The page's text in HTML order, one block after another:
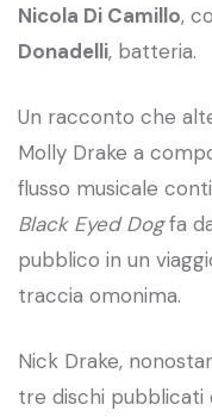
Nicola Di Camillo,
Donadelli, batteria.
Un racconto che
Molly Drake a
flusso musicale
Black Eyed Dogfa
pubblico in un
traccia omonima.
Nick Drake,
tre dischi pubblicati